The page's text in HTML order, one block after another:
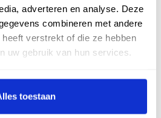
adverteren en analyse. Deze
combineren met andere
verstrekt of die ze hebben
uw gebruik van hun services.
toestaan
Zink - renovatiebeugel -
M333 - gegalv. 30 x 5mm
met lip